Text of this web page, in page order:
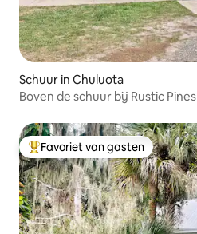
Schuur in Chuluota
Boven de schuur bij Rustic Pines
Topfavoriet van gasten
Favoriet van gasten